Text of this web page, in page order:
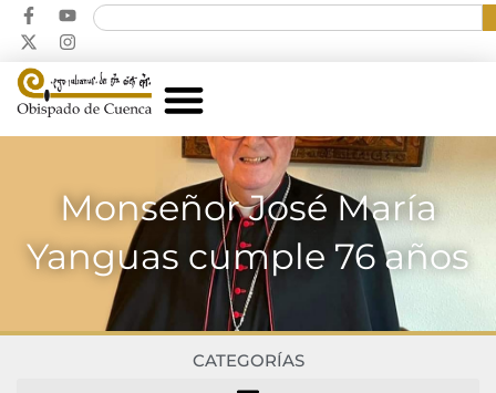
Monseñor José María
Yanguas cumple 76 años
CATEGORÍAS